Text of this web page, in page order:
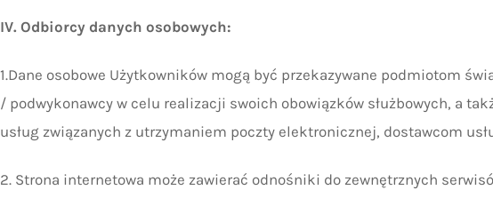
IV. Odbiorcy danych osobowych:
1.Dane osobowe Użytkowników mogą być przekazywane podmiotom
/ podwykonawcy w celu realizacji swoich obowiązków służbowych, a
usług związanych z utrzymaniem poczty elektronicznej, dostawcom
2. Strona internetowa może zawierać odnośniki do zewnętrznych